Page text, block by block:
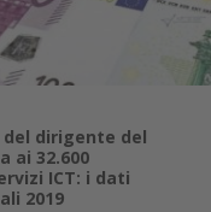
del dirigente del
ai 32.600
ICT: i dati
2019